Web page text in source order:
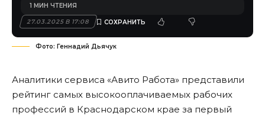
27.03.2025 В 17:08
1 МИН ЧТЕНИЯ
Фото: Геннадий Дьячук
Аналитики сервиса «Авито Работа» представили
рейтинг самых высокооплачиваемых рабочих
профессий в Краснодарском крае за первый